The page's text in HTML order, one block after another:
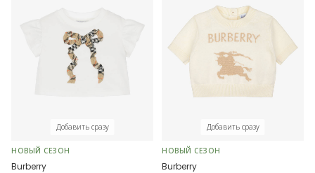
Добавить сразу
НОВЫЙ СЕЗОН
Burberry
Добавить сразу
НОВЫЙ СЕЗОН
Burberry